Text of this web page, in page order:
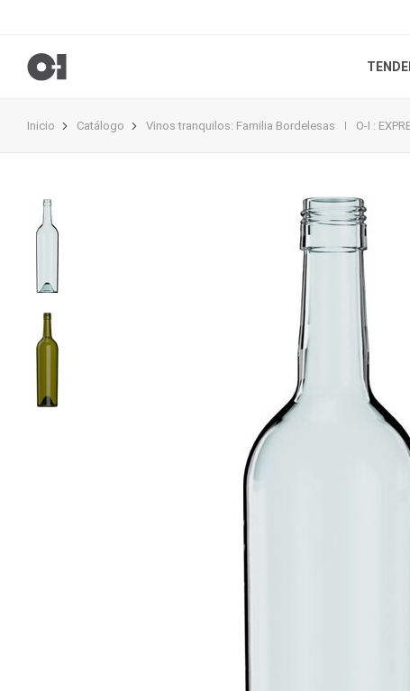
Inicio Catálogo Vinos tranquilos: Familia Bordelesas O-I :